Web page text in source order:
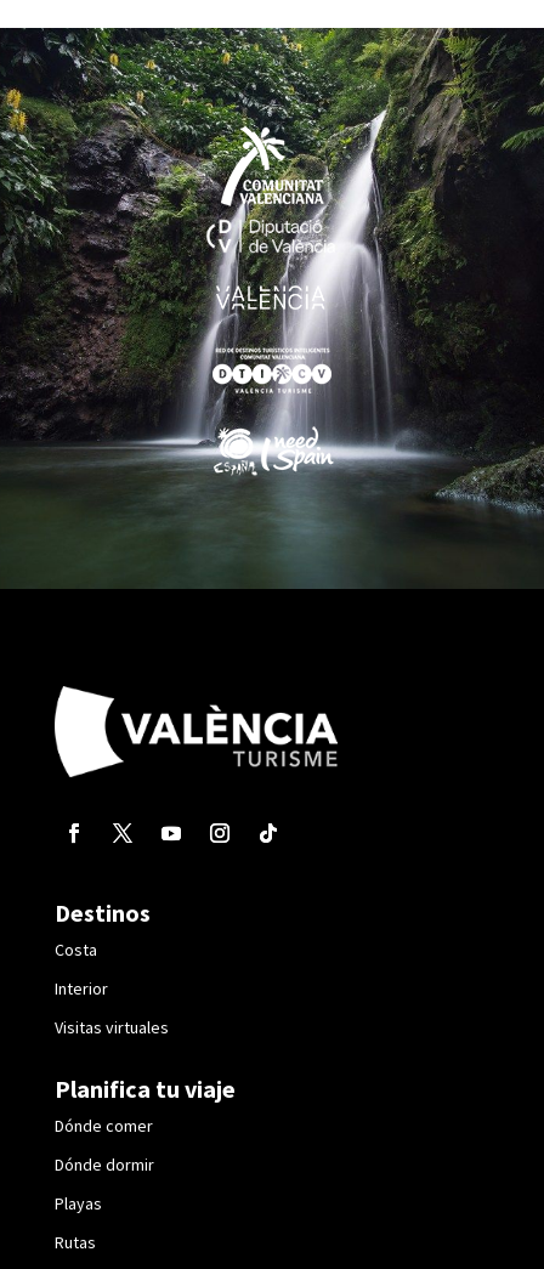
Destinos
Costa
Interior
Visitas virtuales
Planifica tu viaje
Dónde comer
Dónde dormir
Playas
Rutas